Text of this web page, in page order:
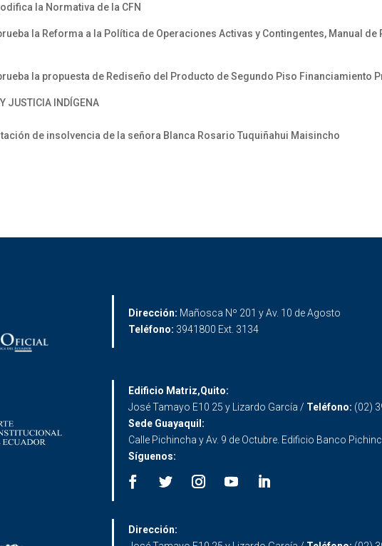
la Normativa de la CFN
la Reforma a la Política de Operaciones Activas y Contingentes, Manual
la propuesta de Rediseño del Producto de Segundo Piso Financiamiento
JUSTICIA INDÍGENA
de insolvencia de la señora Blanca Rosario Tuquiñahui Maisincho
Dirección: Mañosca Nº 201 y Av. 10 de Agosto
Teléfono: 3941800 Ext. 3134
Edificio Matriz,Quito:
José Tamayo E10 25 y Lizardo García / Teléfono: (02)
Sede Guayaquil:
Calle Pichincha y Av. 9 de Octubre. Edificio Banco
Síguenos:
Dirección: